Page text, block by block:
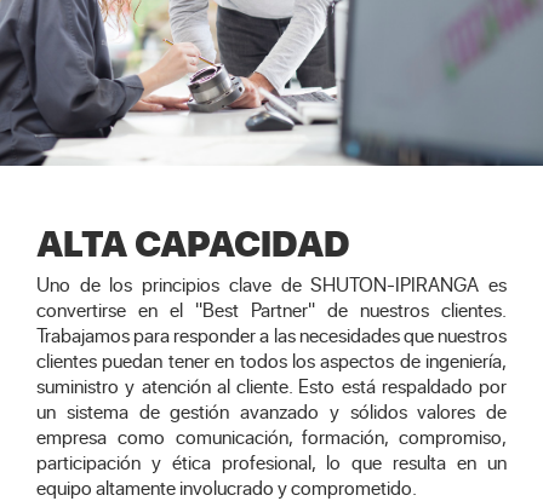
ALTA CAPACIDAD
Uno de los principios clave de SHUTON-IPIRANGA es
convertirse en el "Best Partner" de nuestros clientes.
Trabajamos para responder a las necesidades que nuestros
clientes puedan tener en todos los aspectos de ingeniería,
suministro y atención al cliente. Esto está respaldado por
un sistema de gestión avanzado y sólidos valores de
empresa como comunicación, formación, compromiso,
participación y ética profesional, lo que resulta en un
equipo altamente involucrado y comprometido.